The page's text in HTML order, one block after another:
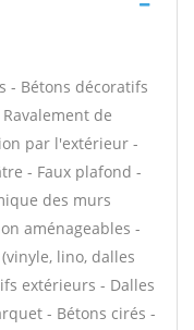
- Bétons décoratifs
de
par l'extérieur -
- Faux plafond -
des murs
aménageables -
lino, dalles
extérieurs - Dalles
- Bétons cirés -